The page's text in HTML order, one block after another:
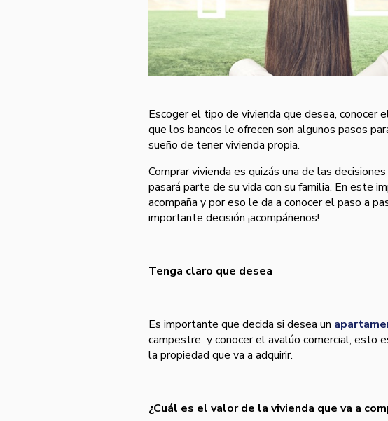
Escoger el tipo de vivienda que desea,
que los bancos le ofrecen son algunos pasos
sueño de tener vivienda propia.
Comprar vivienda es quizás una de las
pasará parte de su vida con su familia. En este
acompaña y por eso le da a conocer el paso a
importante decisión ¡acompáñenos!
Tenga claro que desea
Es importante que decida si desea un
campestre y conocer el avalúo comercial, esto
la propiedad que va a adquirir.
¿Cuál es el valor de la vivienda que va a